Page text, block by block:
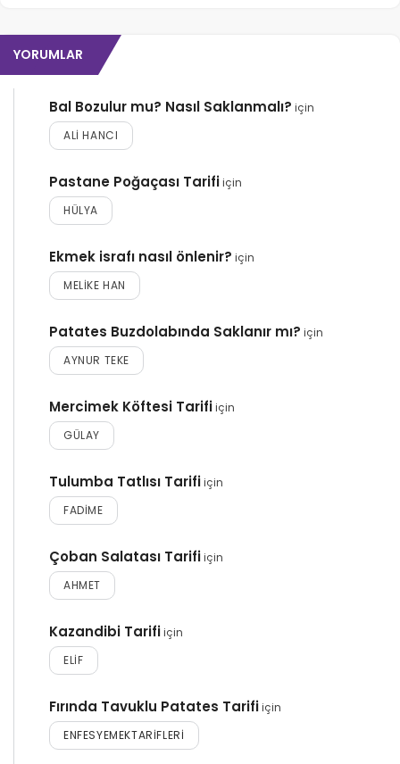
YORUMLAR
Bal Bozulur mu? Nasıl Saklanmalı? için
ALI HANCI
Pastane Poğaçası Tarifiiçin
HÜLYA
Ekmek israfı nasıl önlenir? için
MELIKE HAN
Patates Buzdolabında Saklanır mı? için
AYNUR TEKE
Mercimek Köftesi Tarifiiçin
GÜLAY
Tulumba Tatlısı Tarifiiçin
FADIME
Çoban Salatası Tarifiiçin
AHMET
Kazandibi Tarifiiçin
ELIF
Fırında Tavuklu Patates Tarifiiçin
ENFESYEMEKTARIFLERI